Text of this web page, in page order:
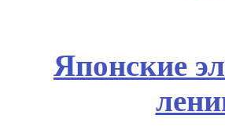
Японские